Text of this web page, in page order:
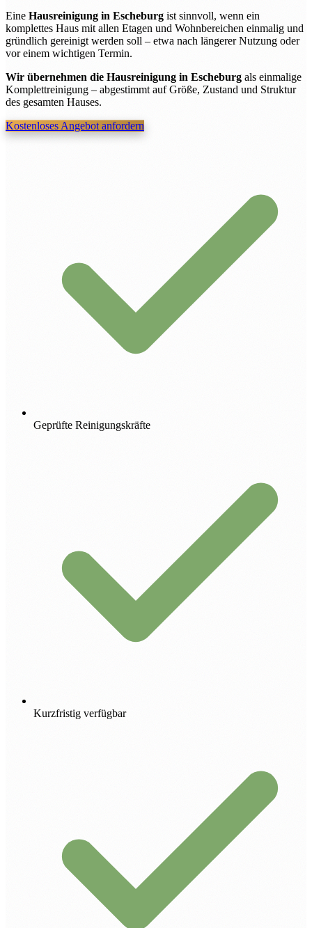
Eine Hausreinigung in Escheburg ist sinnvoll, wenn ein
komplettes Haus mit allen Etagen und Wohnbereichen einmalig und
gründlich gereinigt werden soll – etwa nach längerer Nutzung oder
vor einem wichtigen Termin.
Wir übernehmen die Hausreinigung in Escheburg als einmalige
Komplettreinigung – abgestimmt auf Größe, Zustand und Struktur
des gesamten Hauses.
Kostenloses Angebot anfordern
Geprüfte Reinigungskräfte
Kurzfristig verfügbar